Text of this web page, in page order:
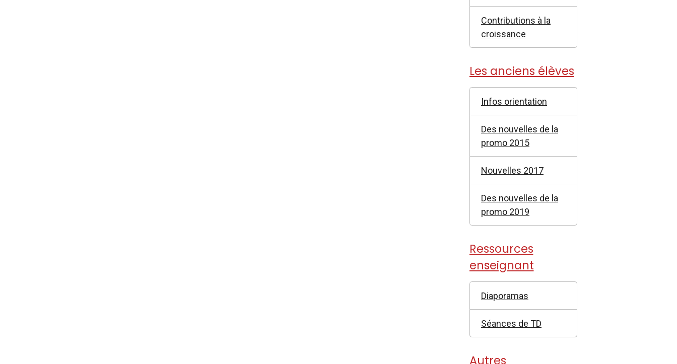
Contributions à la
croissance
Les anciens élèves
Infos orientation
Des nouvelles de la
promo 2015
Nouvelles 2017
Des nouvelles de la
promo 2019
Ressources
enseignant
Diaporamas
Séances de TD
Autres